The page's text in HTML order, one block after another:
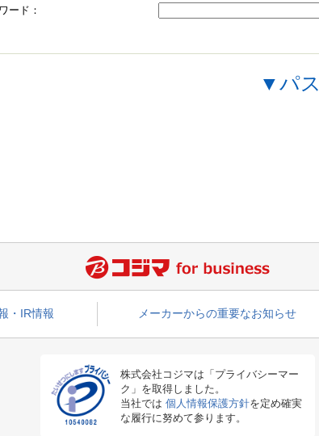
ード：
▼パ
・IR情報 メーカーからの重要なお知らせ
株式会社コジマは「プライバシーマー
ク」を取得しました。
当社では 個人情報保護方針を定め確実
な履行に努めて参ります。